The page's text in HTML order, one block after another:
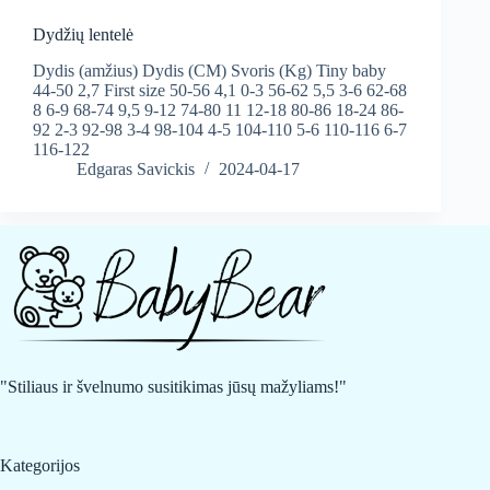
Dydžių lentelė
Dydis (amžius) Dydis (CM) Svoris (Kg) Tiny baby
44-50 2,7 First size 50-56 4,1 0-3 56-62 5,5 3-6 62-68
8 6-9 68-74 9,5 9-12 74-80 11 12-18 80-86 18-24 86-
92 2-3 92-98 3-4 98-104 4-5 104-110 5-6 110-116 6-7
116-122
Edgaras Savickis
2024-04-17
"Stiliaus ir švelnumo susitikimas jūsų mažyliams!"
Kategorijos